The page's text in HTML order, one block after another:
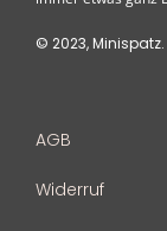
© 2023,
AGB
Widerruf